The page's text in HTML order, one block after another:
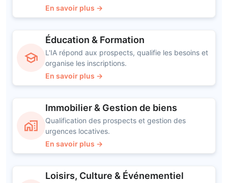
En savoir plus →
school
Éducation & Formation
L'IA répond aux prospects, qualifie les besoins et
organise les inscriptions.
En savoir plus →
home_work
Immobilier & Gestion de biens
Qualification des prospects et gestion des
urgences locatives.
En savoir plus →
Loisirs, Culture & Événementiel